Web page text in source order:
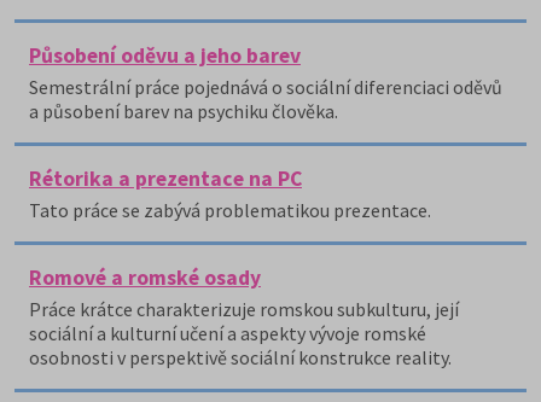
Působení oděvu a jeho barev
Semestrální práce pojednává o sociální diferenciaci oděvů
a působení barev na psychiku člověka.
Rétorika a prezentace na PC
Tato práce se zabývá problematikou prezentace.
Romové a romské osady
Práce krátce charakterizuje romskou subkulturu, její
sociální a kulturní učení a aspekty vývoje romské
osobnosti v perspektivě sociální konstrukce reality.